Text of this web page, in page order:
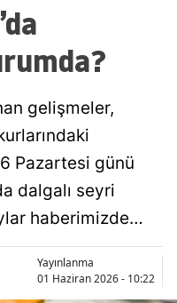
gelişmeler,
Pazartesi günü
dalgalı seyri
haberimizde…
Yayınlanma
01 Haziran 2026 - 10:22